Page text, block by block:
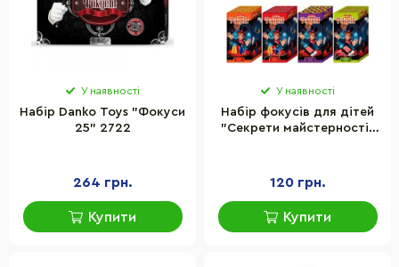
У наявності
Набір Danko Toys "Фокуси
25" 2722
264 грн.
Купити
У наявності
Набір фокусів для дітей
"Секрети майстерності"
120 грн.
Купити